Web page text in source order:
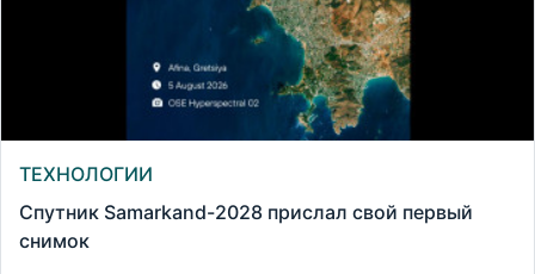
ТЕХНОЛОГИИ
Спутник Samarkand-2028 прислал свой первый
снимок